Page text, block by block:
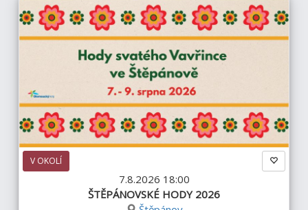
V OKOLÍ
7.8.2026 18:00
ŠTĚPÁNOVSKÉ HODY 2026